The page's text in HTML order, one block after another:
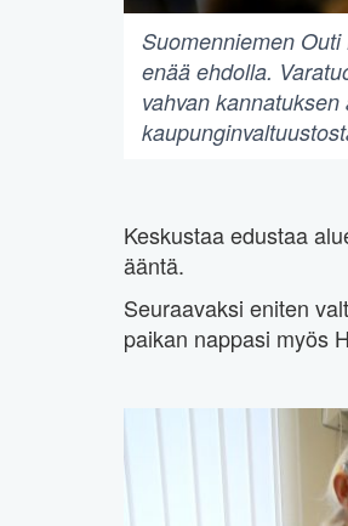
Suomenniemen
enää ehdolla.
vahvan
Keskustaa edustaa
ääntä.
Seuraavaksi eniten
paikan nappasi myös